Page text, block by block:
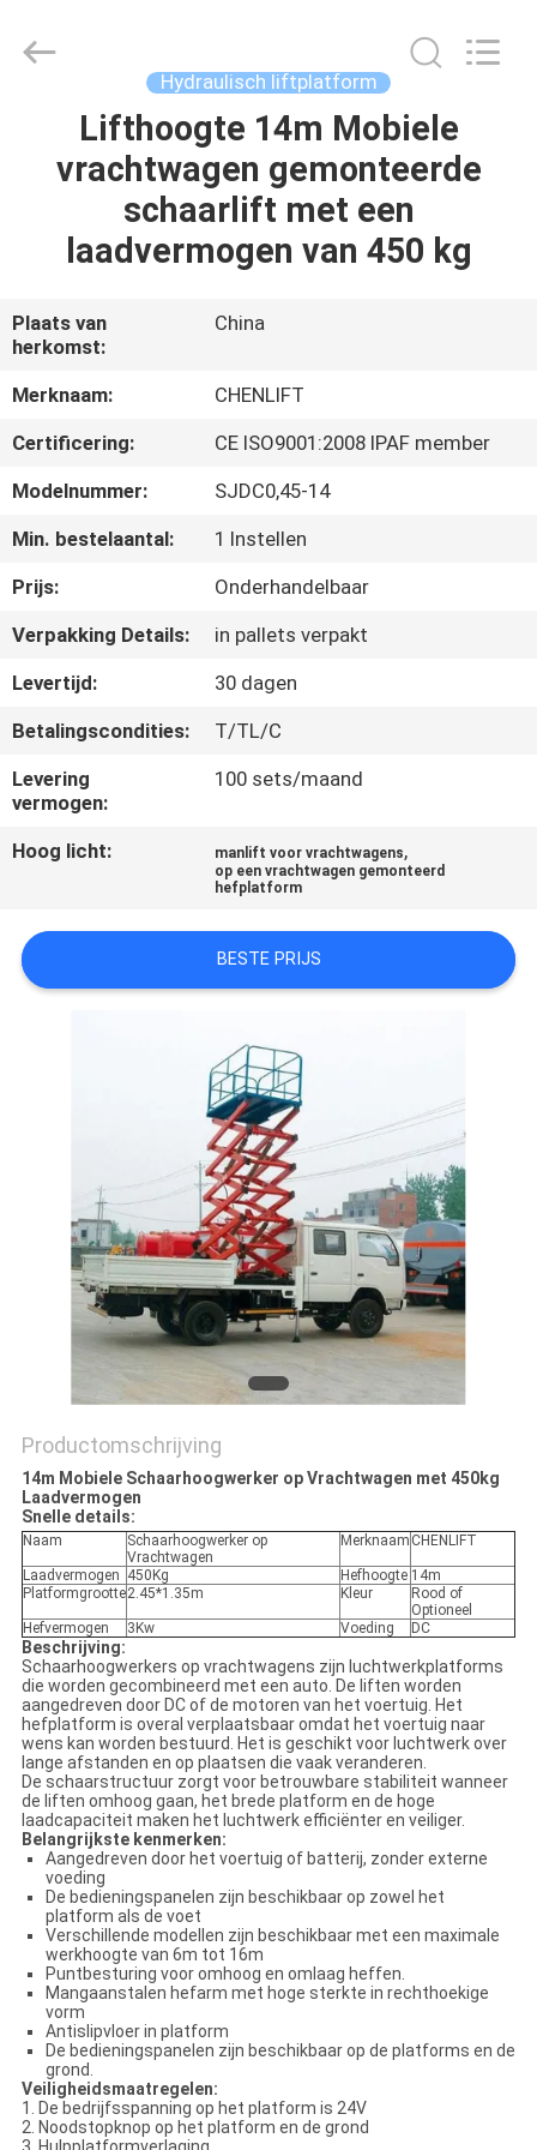
PRODUCTEN
ONS
FABRIEKSTOCHT
KWALITEITSCONTROLE
NEEM
CONTACT
MET
ONS
OP
NIEUWS
VRAAG
OFFERTE
PRIVACYBELEID
LTD.
Hydraulisch liftplatform
Lifthoogte 14m Mobiele
vrachtwagen gemonteerde
schaarlift met een
laadvermogen van 450 kg
Plaats van
herkomst:
China
Merknaam:
CHENLIFT
Certificering:
CE ISO9001:2008 IPAF member
Modelnummer:
SJDC0,45-14
Min. bestelaantal:
1 Instellen
Prijs:
Onderhandelbaar
Verpakking Details:
in pallets verpakt
Levertijd:
30 dagen
Betalingscondities:
T/TL/C
Levering
vermogen:
100 sets/maand
Hoog licht: manlift voor vrachtwagens,
op een vrachtwagen gemonteerd
hefplatform
BESTE PRIJS
Productomschrijving
14m Mobiele Schaarhoogwerker op Vrachtwagen met 450kg
Laadvermogen​
Snelle details:
Naam
Schaarhoogwerker op
Vrachtwagen
Merknaam CHENLIFT
Laadvermogen 450Kg Hefhoogte 14m
Platformgrootte2.45*1.35m Kleur
Rood of
Optioneel
Hefvermogen
3Kw Voeding DC
Beschrijving:
Schaarhoogwerkers op vrachtwagens zijn luchtwerkplatforms
die worden gecombineerd met een auto. De liften worden
aangedreven door DC of de motoren van het voertuig. Het
hefplatform is overal verplaatsbaar omdat het voertuig naar
wens kan worden bestuurd. Het is geschikt voor luchtwerk over
lange afstanden en op plaatsen die vaak veranderen.
De schaarstructuur zorgt voor betrouwbare stabiliteit wanneer
de liften omhoog gaan, het brede platform en de hoge
laadcapaciteit maken het luchtwerk efficiënter en veiliger.
Belangrijkste kenmerken:
Aangedreven door het voertuig of batterij, zonder externe
voeding
De bedieningspanelen zijn beschikbaar op zowel het
platform als de voet
Verschillende modellen zijn beschikbaar met een maximale
werkhoogte van 6m tot 16m
Puntbesturing voor omhoog en omlaag heffen.
Mangaanstalen hefarm met hoge sterkte in rechthoekige
vorm
Antislipvloer in platform
De bedieningspanelen zijn beschikbaar op de platforms en de
grond.
Veiligheidsmaatregelen:
1. De bedrijfsspanning op het platform is 24V
2. Noodstopknop op het platform en de grond